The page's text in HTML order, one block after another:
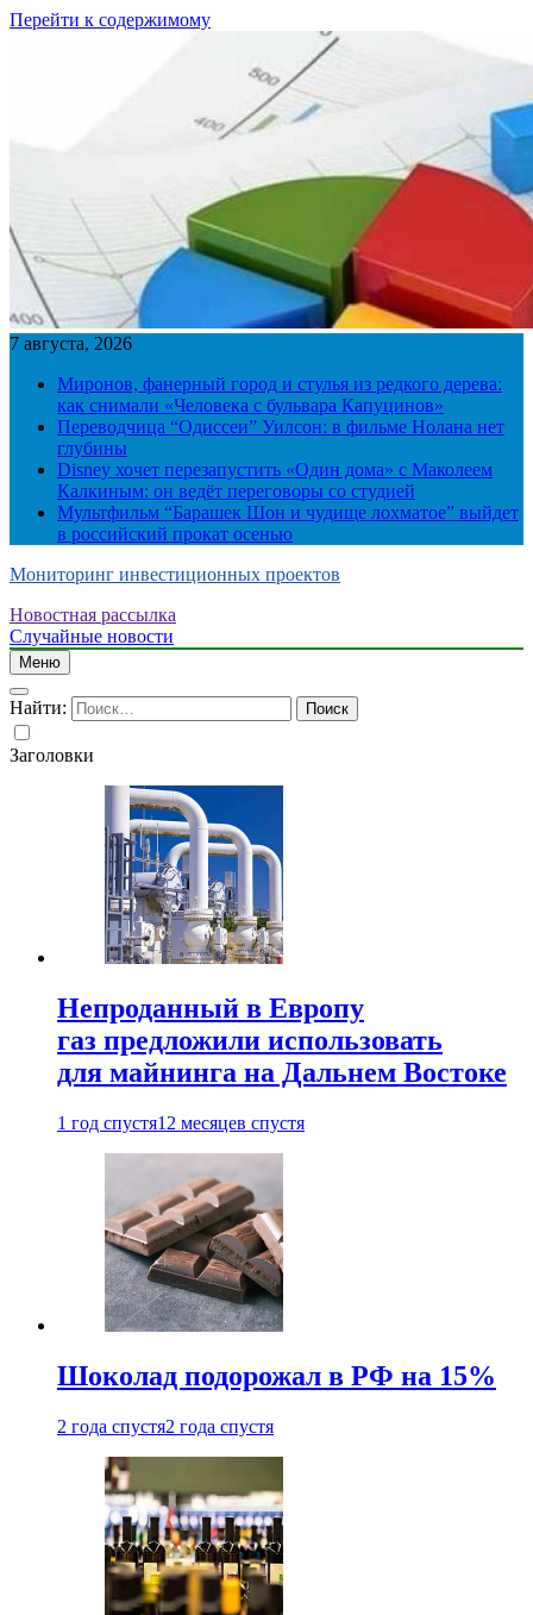
Перейти к содержимому
7 августа, 2026
Миронов, фанерный город и стулья из редкого дерева:
как снимали «Человека с бульвара Капуцинов»
Переводчица “Одиссеи” Уилсон: в фильме Нолана нет
глубины
Disney хочет перезапустить «Один дома» с Маколеем
Калкиным: он ведёт переговоры со студией
Мультфильм “Барашек Шон и чудище лохматое” выйдет
в российский прокат осенью
Мониторинг инвестиционных проектов
Новостная рассылка
Случайные новости
Меню
Найти:
Заголовки
Непроданный в Европу
газ предложили использовать
для майнинга на Дальнем Востоке
1 год спустя12 месяцев спустя
Шоколад подорожал в РФ на 15%
2 года спустя2 года спустя